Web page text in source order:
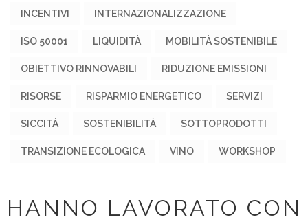
INCENTIVI INTERNAZIONALIZZAZIONE
ISO 50001 LIQUIDITÀ MOBILITÀ SOSTENIBILE
OBIETTIVO RINNOVABILI RIDUZIONE EMISSIONI
RISORSE RISPARMIO ENERGETICO SERVIZI
SICCITÀ SOSTENIBILITÀ SOTTOPRODOTTI
TRANSIZIONE ECOLOGICA VINO WORKSHOP
HANNO LAVORATO CON